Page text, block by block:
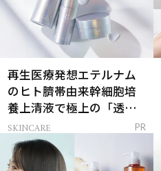
再生医療発想エテルナム
のヒト臍帯由来幹細胞培
養上清液で極上の「透明
感ハリ肌」へ
SKINCARE PR